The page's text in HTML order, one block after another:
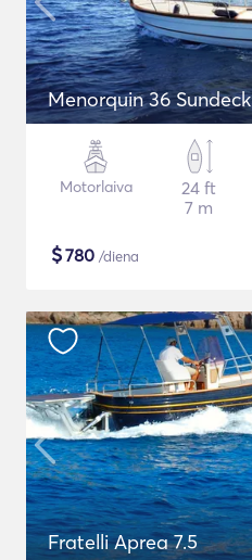
Menorquin 36 Sundeck
Motorlaiva
24 ft
7 m
$780 /diena
Fratelli Aprea 7.5